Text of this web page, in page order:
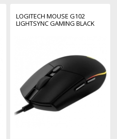
LOGITECH MOUSE G102
LIGHTSYNC GAMING BLACK